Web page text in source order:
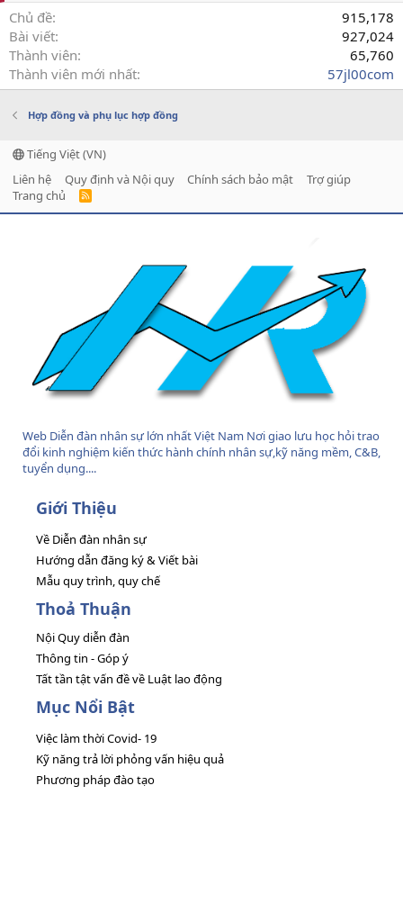
Chủ đề
915,178
Bài viết
927,024
Thành viên
65,760
Thành viên mới nhất
57jl00com
Hợp đồng và phụ lục hợp đồng
Tiếng Việt (VN)
Liên hệ
Quy định và Nội quy Chính sách bảo mật
Trợ giúp
Trang chủ
R
Web Diễn đàn nhân sự lớn nhất Việt Nam Nơi giao lưu học hỏi trao
đổi kinh nghiệm kiến thức hành chính nhân sự,kỹ năng mềm, C&B,
tuyển dụng....
Giới Thiệu
Về Diễn đàn nhân sự
Hướng dẫn đăng ký & Viết bài
Mẫu quy trình, quy chế
Thoả Thuận
Nội Quy diễn đàn
Thông tin - Góp ý
Tất tần tật vấn đề về Luật lao động
Mục Nổi Bật
Việc làm thời Covid- 19
Kỹ năng trả lời phỏng vấn hiệu quả
Phương pháp đào tạo